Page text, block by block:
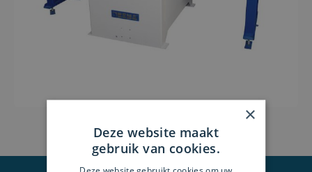
×
Deze website maakt
gebruik van cookies.
Deze website gebruikt cookies om uw